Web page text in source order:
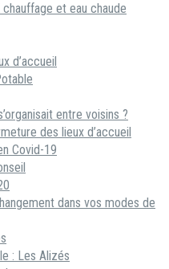
chauffage et eau chaude
d’accueil
entre voisins ?
des lieux d’accueil
Covid-19
dans vos modes de
: Les Alizés